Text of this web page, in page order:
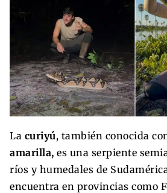
La curiyú, también conocida
amarilla, es una serpiente
ríos y humedales de
encuentra en provincias como